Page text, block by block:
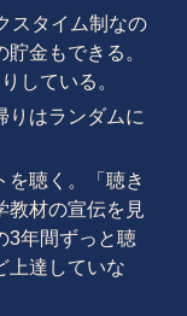
スタイム制なの
金もできる。
している。
りはランダムに
を聴く。「聴き
教材の宣伝を見
3年間ずっと聴
上達していな